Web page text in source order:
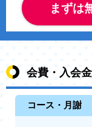
まずは
会費・入会金
コース・月謝